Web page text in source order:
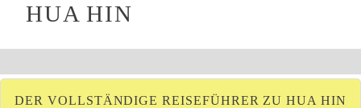
HUA HIN
DER VOLLSTÄNDIGE REISEFÜHRER ZU HUA HIN